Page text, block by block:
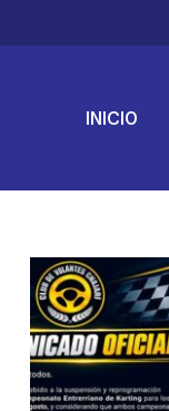
INICIO